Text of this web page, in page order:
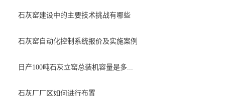
石灰窑建设中的主要技术挑战有哪些
石灰窑自动化控制系统报价及实施案例
日产100吨石灰立窑总装机容量是多...
石灰厂厂区如何进行布置